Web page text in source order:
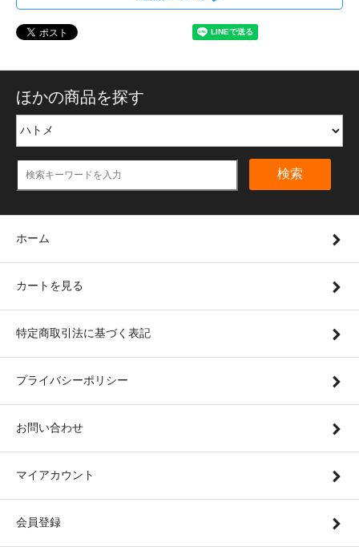
ほかの商品を探す
検索
ホーム
カートを見る
特定商取引法に基づく表記
プライバシーポリシー
お問い合わせ
マイアカウント
会員登録